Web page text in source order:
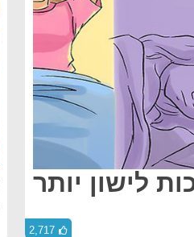
לישון יותר
2,717